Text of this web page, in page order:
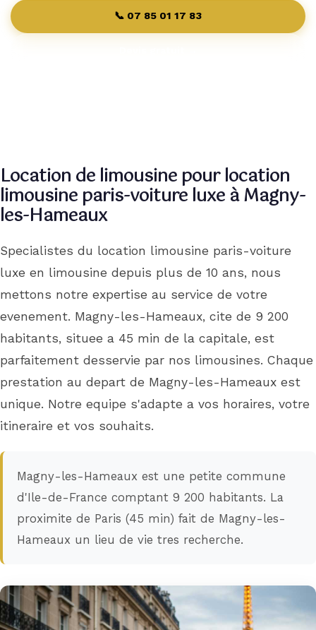
Contact 📞 07 85 01 17 83
Location de limousine pour location
limousine paris-voiture luxe à Magny-
les-Hameaux
Specialistes du location limousine paris-voiture
luxe en limousine depuis plus de 10 ans, nous
mettons notre expertise au service de votre
evenement. Magny-les-Hameaux, cite de 9 200
habitants, situee a 45 min de la capitale, est
parfaitement desservie par nos limousines. Chaque
prestation au depart de Magny-les-Hameaux est
unique. Notre equipe s'adapte a vos horaires, votre
itineraire et vos souhaits.
Magny-les-Hameaux est une petite commune
d'Ile-de-France comptant 9 200 habitants. La
proximite de Paris (45 min) fait de Magny-les-
Hameaux un lieu de vie tres recherche.